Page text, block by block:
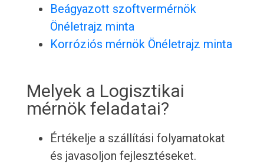
Beágyazott szoftvermérnök
Önéletrajz minta
Korróziós mérnök Önéletrajz minta
Melyek a Logisztikai
mérnök feladatai?
Értékelje a szállítási folyamatokat
és javasoljon fejlesztéseket.